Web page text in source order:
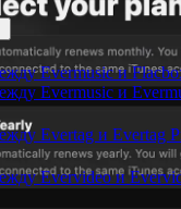
Evermusic и
Evermusic и
Evertag и Evertag
Evervideo и